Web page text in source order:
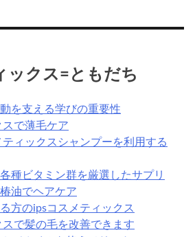
ックス=ともだち
を支える学びの重要性
で薄毛ケア
ィックスシャンプーを利用する
種ビタミン群を厳選したサプリ
油でヘアケア
方のipsコスメティックス
で髪の毛を改善できます